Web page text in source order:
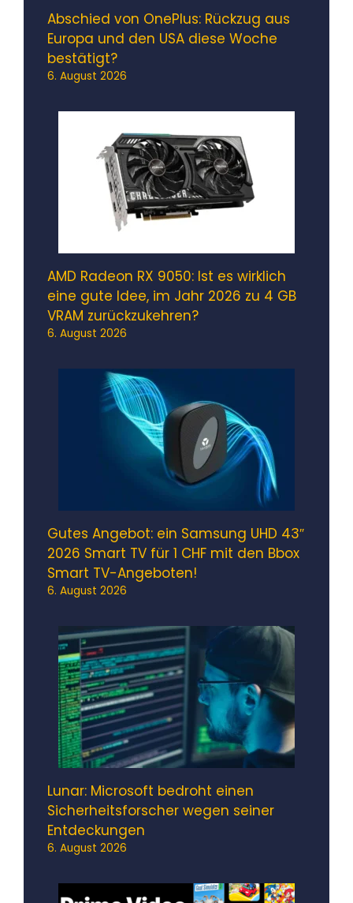
Abschied von OnePlus: Rückzug aus
Europa und den USA diese Woche
bestätigt?
6. August 2026
AMD Radeon RX 9050: Ist es wirklich
eine gute Idee, im Jahr 2026 zu 4 GB
VRAM zurückzukehren?
6. August 2026
Gutes Angebot: ein Samsung UHD 43″
2026 Smart TV für 1 CHF mit den Bbox
Smart TV-Angeboten!
6. August 2026
Lunar: Microsoft bedroht einen
Sicherheitsforscher wegen seiner
Entdeckungen
6. August 2026